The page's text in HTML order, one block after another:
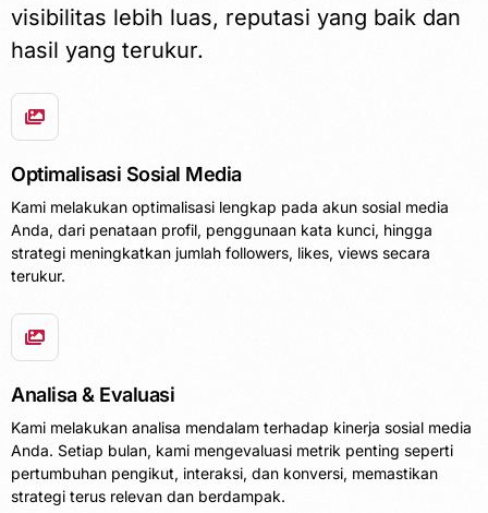
visibilitas lebih luas, reputasi yang baik dan
hasil yang terukur.
Optimalisasi Sosial Media
Kami melakukan optimalisasi lengkap pada akun sosial media
Anda, dari penataan profil, penggunaan kata kunci, hingga
strategi meningkatkan jumlah followers, likes, views secara
terukur.
Analisa & Evaluasi
Kami melakukan analisa mendalam terhadap kinerja sosial media
Anda. Setiap bulan, kami mengevaluasi metrik penting seperti
pertumbuhan pengikut, interaksi, dan konversi, memastikan
strategi terus relevan dan berdampak.